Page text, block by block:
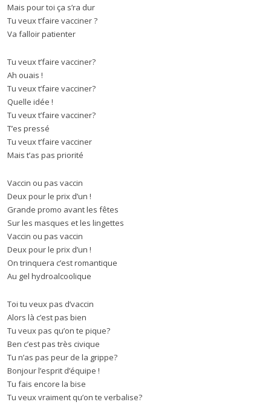
Mais pour toi ça s’ra dur
Tu veux t’faire vacciner ?
Va falloir patienter
Tu veux t’faire vacciner?
Ah ouais !
Tu veux t’faire vacciner?
Quelle idée !
Tu veux t’faire vacciner?
T’es pressé
Tu veux t’faire vacciner
Mais t’as pas priorité
Vaccin ou pas vaccin
Deux pour le prix d’un !
Grande promo avant les fêtes
Sur les masques et les lingettes
Vaccin ou pas vaccin
Deux pour le prix d’un !
On trinquera c’est romantique
Au gel hydroalcoolique
Toi tu veux pas d’vaccin
Alors là c’est pas bien
Tu veux pas qu’on te pique?
Ben c’est pas très civique
Tu n’as pas peur de la grippe?
Bonjour l’esprit d’équipe !
Tu fais encore la bise
Tu veux vraiment qu’on te verbalise?